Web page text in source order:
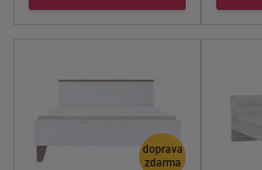
doprava
zdarma